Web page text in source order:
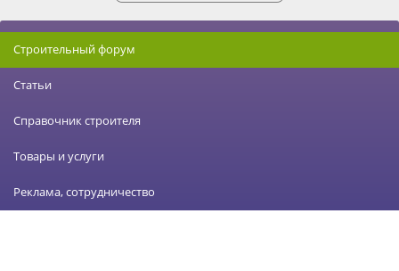
Строительный форум
Статьи
Справочник строителя
Товары и услуги
Реклама, сотрудничество